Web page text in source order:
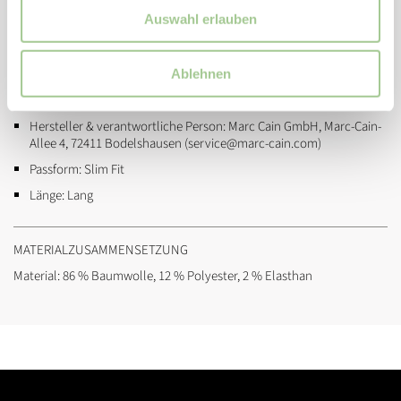
Auswahl erlauben
Ablehnen
yp8201d10
Marke:Marc Cain
Hersteller & verantwortliche Person:Marc Cain GmbH, Marc-Cain-
Allee 4, 72411 Bodelshausen (service@marc-cain.com)
Passform:Slim Fit
Länge:Lang
MATERIALZUSAMMENSETZUNG
Material: 86 % Baumwolle, 12 % Polyester, 2 % Elasthan